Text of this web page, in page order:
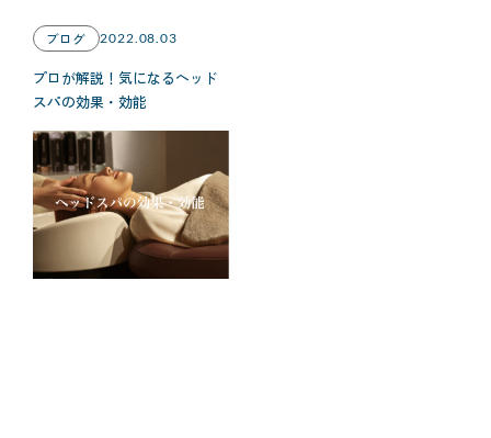
ブログ 2022.08.03
プロが解説！気になるヘッド
スパの効果・効能